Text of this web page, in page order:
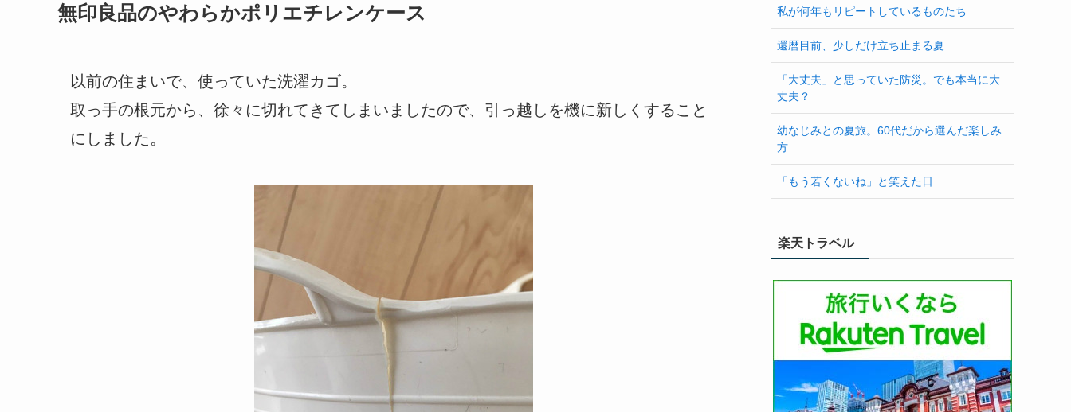
無印良品のやわらかポリエチレンケース
以前の住まいで、使っていた洗濯カゴ。
取っ手の根元から、徐々に切れてきてしまいましたので、引っ越しを機に新しくすること
にしました。
私が何年もリピートしているものたち
還暦目前、少しだけ立ち止まる夏
「大丈夫」と思っていた防災。でも本当に大
丈夫？
幼なじみとの夏旅。60代だから選んだ楽しみ
方
「もう若くないね」と笑えた日
楽天トラベル